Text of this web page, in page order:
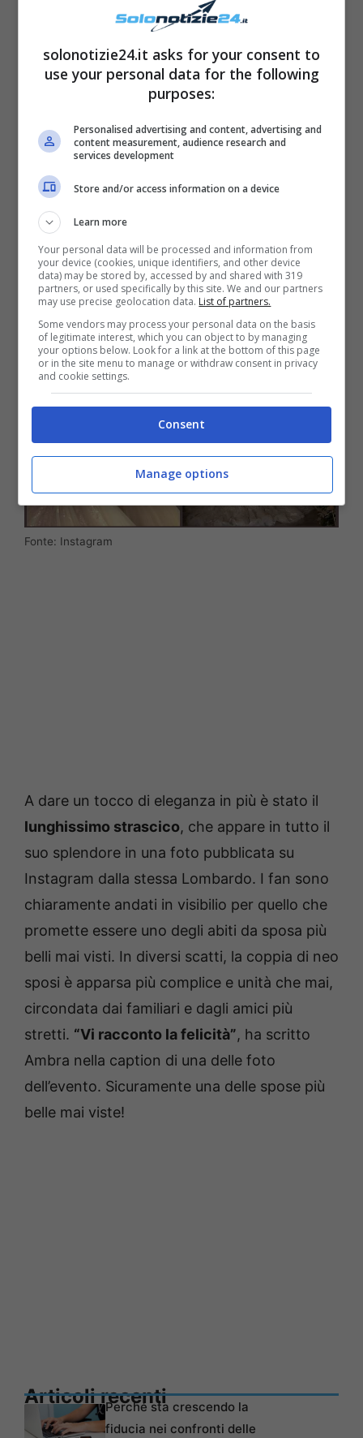
Ambra Lombardo e Lorenzo Cascinosi sono
uniti in matrimonio nella splendida cornice di
Noto(scelta anche da Chiara Ferragni per il
suo matrimonio). La sposa non avrebbe
potuto essere più bella, stretta inun abito da
mille e una nottecomposto da una gonna
lunga e principesca e un corpetto a maniche
lunghe merlettato.
Fonte: Instagram
A dare un tocco di eleganza in più è stato il
lunghissimo strascico, che appare in tutto il
suo splendore in una foto pubblicata su
Instagram dalla stessa Lombardo. I fan sono
chiaramente andati in visibilio per quello che
promette essere uno degli abiti da sposa più
belli mai visti. In diversi scatti, la coppia di neo
sposi è apparsa più complice e unità che mai,
circondata dai familiari e dagli amici più
stretti. “Vi racconto la felicità”, ha scritto
Ambra nella caption di una delle foto
dell’evento. Sicuramente una delle spose più
belle mai viste!
Articoli recentiPerché sta crescendo la
fiducia nei confronti delle
solonotizie24.it asks for your consent to
use your personal data for the following
purposes:
Personalised advertising and content, advertising and
content measurement, audience research and
services development
Store and/or access information on a device
Learn more
Your personal data will be processed and information from
your device (cookies, unique identifiers, and other device
data) may be stored by, accessed by and shared with 319
partners, or used specifically by this site. We and our partners
may use precise geolocation data. List of partners.
Some vendors may process your personal data on the basis
of legitimate interest, which you can object to by managing
your options below. Look for a link at the bottom of this page
or in the site menu to manage or withdraw consent in privacy
and cookie settings.
Consent
Manage options